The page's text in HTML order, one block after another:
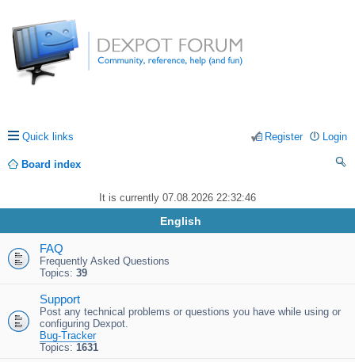
Quick links Login
Register
Board index
rc
h
It is currently 07.08.2026 22:32:46
English
FAQ
Frequently Asked Questions
Topics: 39
Support
Post any technical problems or questions you have while using or
configuring Dexpot.
Bug-Tracker
Topics: 1631